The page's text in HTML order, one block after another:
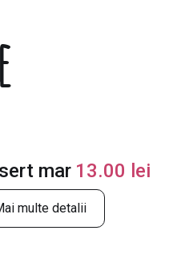
mar 13.00 lei
multe detalii